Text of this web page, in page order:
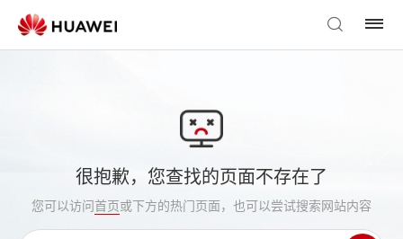
很抱歉，您查找的页面不存在了
您可以访问首页或下方的热门页面，也可以尝试搜索网站内容